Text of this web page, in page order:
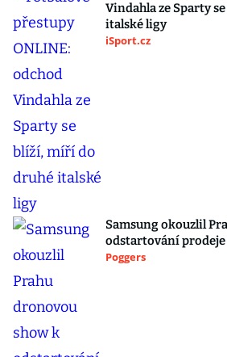
Vindahla ze Sparty
italské ligy
iSport.cz
Samsung okouzlil
odstartování
Poggers